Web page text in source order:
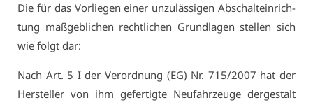
Die für das Vor­lie­gen ei­ner un­zu­läs­si­gen Ab­schalt­ein­rich­
tung maß­geb­li­chen recht­li­chen Grund­la­gen stel­len sich
wie folgt dar:
Nach Art. 5 I der Ver­ord­nung (EG) Nr. 715/2007 hat der
Her­stel­ler von ihm ge­fer­tig­te Neu­fahr­zeu­ge der­ge­stalt